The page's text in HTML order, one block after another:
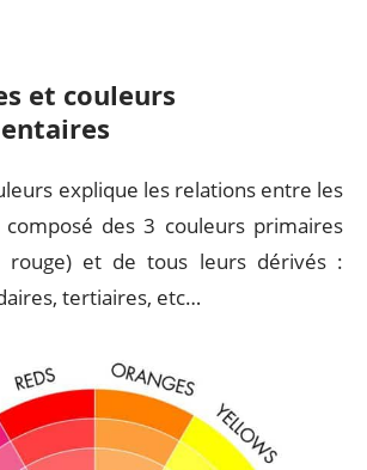
et couleurs
explique les relations entre les
des 3 couleurs primaires
rouge) et de tous leurs dérivés :
tertiaires, etc…